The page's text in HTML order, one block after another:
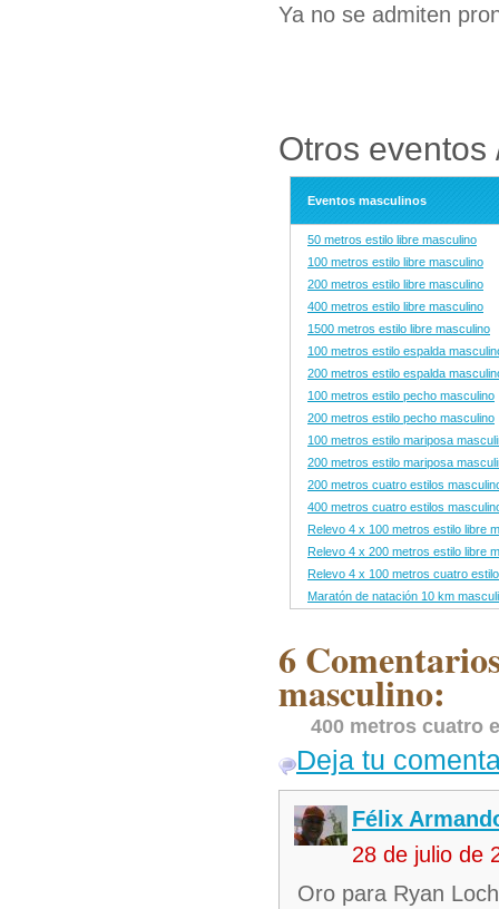
Ya no se admiten
Otros eventos
Eventos masculinos
50 metros estilo libre masculino
100 metros estilo libre masculino
200 metros estilo libre masculino
400 metros estilo libre masculino
1500 metros estilo libre masculino
100 metros estilo espalda
200 metros estilo espalda
100 metros estilo pecho masculino
200 metros estilo pecho masculino
100 metros estilo mariposa
200 metros estilo mariposa
200 metros cuatro estilos
400 metros cuatro estilos
Relevo 4 x 100 metros estilo libre
Relevo 4 x 200 metros estilo libre
Relevo 4 x 100 metros cuatro
Maratón de natación 10 km
6
masculino:
400 metros cuatro
Deja tu
Félix
28 de julio de
Oro para Ryan